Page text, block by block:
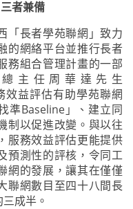
者兼備
「長者學苑聯網」致力
的網絡平台並推行長者
務組合管理計畫的一部
主任周華達先生
效益評估有助學苑聯網
準Baseline」、建立同
制以促進改變。與以往
服務效益評估更能提供
預測性的評核，令同工
網的發展，讓其在僅僅
聯網數目至四十八間長
成半。